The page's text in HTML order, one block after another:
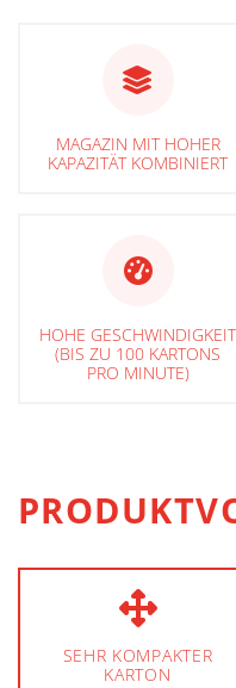
MAGAZIN MIT HOHER
KAPAZITÄT KOMBINIERT
HOHE GESCHWINDIGKEIT
(BIS ZU 100 KARTONS
PRO MINUTE)
SEHR KOMPAKTER
KARTON